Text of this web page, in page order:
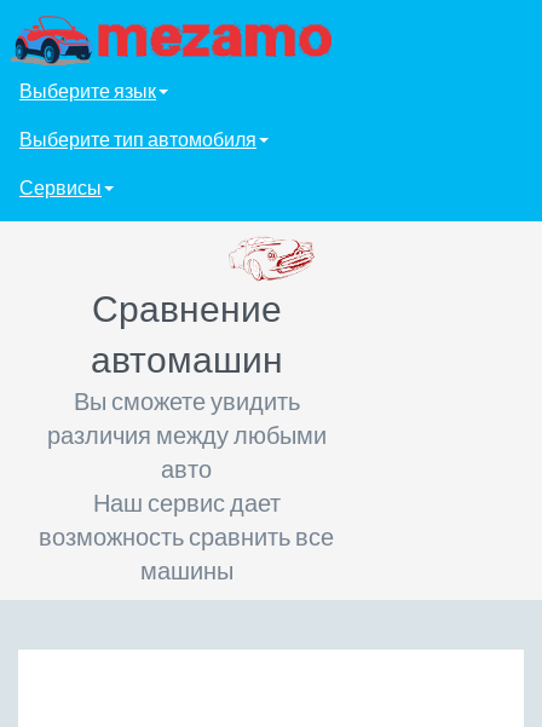
Выберите язык
Выберите тип автомобиля
Сервисы
Сравнение
автомашин
Вы сможете увидить
различия между любыми
авто
Наш сервис дает
возможность сравнить все
машины